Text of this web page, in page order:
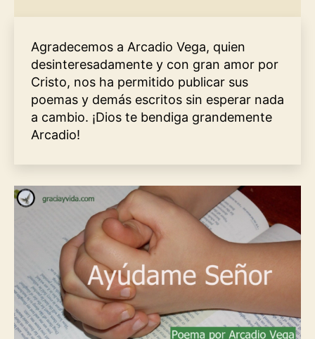
Agradecemos a Arcadio Vega, quien
desinteresadamente y con gran amor por
Cristo, nos ha permitido publicar sus
poemas y demás escritos sin esperar nada
a cambio. ¡Dios te bendiga grandemente
Arcadio!